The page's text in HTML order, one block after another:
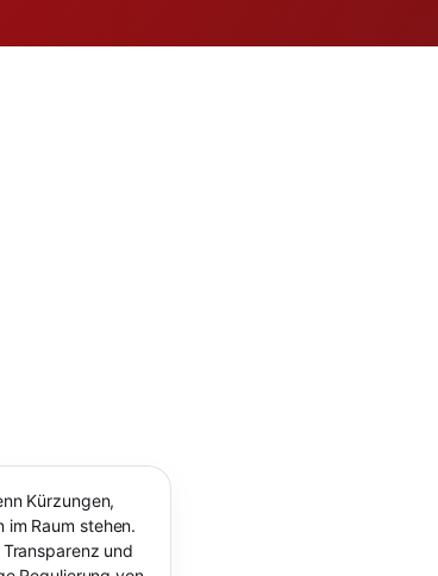
Kürzungen,
Raum stehen.
und